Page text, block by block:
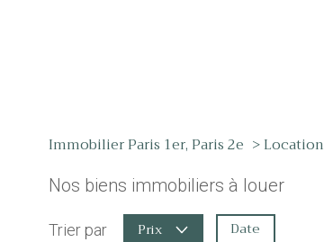
Immobilier Paris 1er, Paris 2e Location
Nos biens immobiliers à louer
Trier par Prix Date